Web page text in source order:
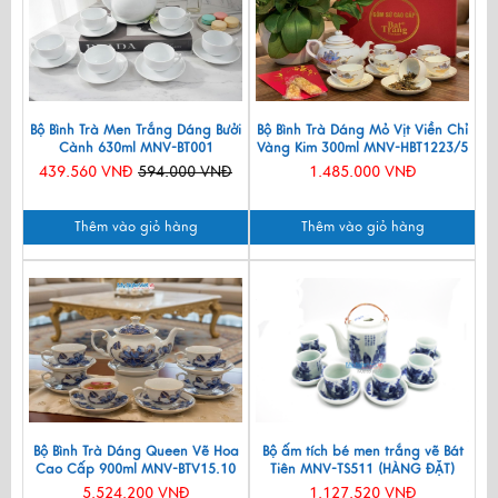
Bộ Bình Trà Men Trắng Dáng Bưởi
Cành 630ml MNV-BT001
439.560 VNĐ 594.000 VNĐ
Thêm vào giỏ hàng
Bộ Bình Trà Dáng Mỏ Vịt Viền Chỉ
Vàng Kim 300ml MNV-HBT1223/5
1.485.000 VNĐ
Thêm vào giỏ hàng
Bộ Bình Trà Dáng Queen Vẽ Hoa
Cao Cấp 900ml MNV-BTV15.10
5.524.200 VNĐ
Bộ ấm tích bé men trắng vẽ Bát
Tiên MNV-TS511 (HÀNG ĐẶT)
1.127.520 VNĐ